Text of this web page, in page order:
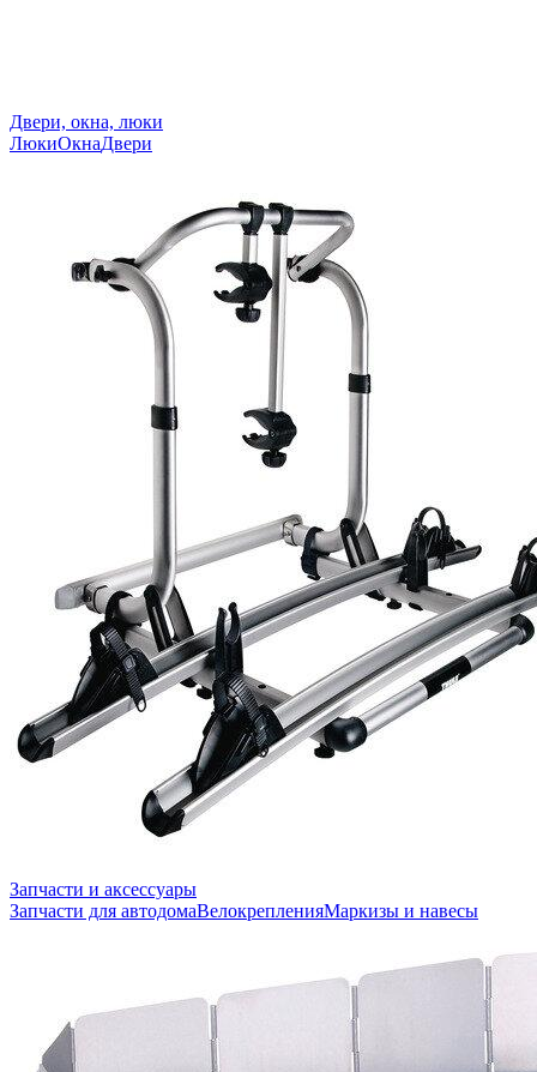
Двери, окна, люки
ЛюкиОкнаДвери
Запчасти и аксессуары
Запчасти для автодомаВелокрепленияМаркизы и навесы